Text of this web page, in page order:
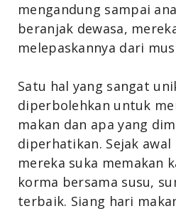
mengandung sampai
beranjak dewasa,
melepaskannya dari
Satu hal yang sangat
diperbolehkan untuk
makan dan apa yang
diperhatikan. Sejak awal
mereka suka memakan
korma bersama susu,
terbaik. Siang hari